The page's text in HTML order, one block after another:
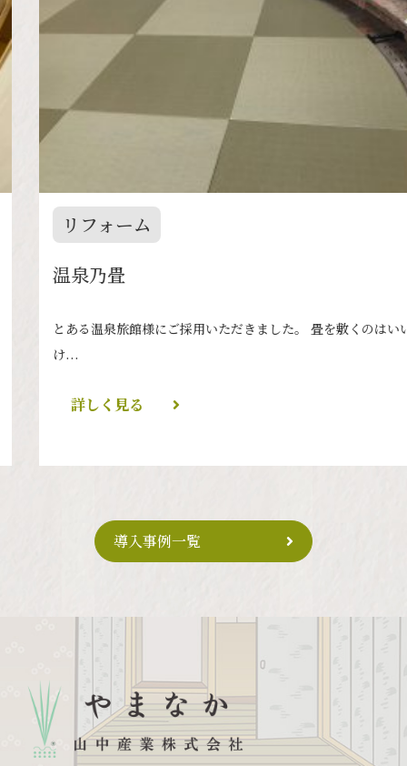
リフォーム
温泉乃畳
とある温泉旅館様にご採用いただきました。 畳を敷くのはいい
け...
詳しく見る
導入事例一覧